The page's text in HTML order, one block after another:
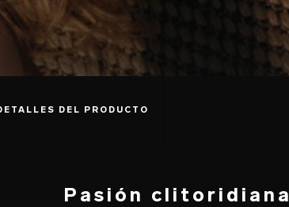
DEL PRODUCTO
Pasión clitoridiana